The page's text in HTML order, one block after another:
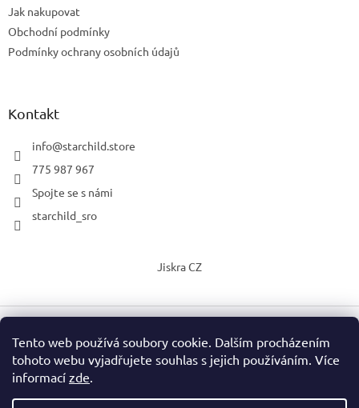
Tento web používá soubory cookie. Dalším procházením
tohoto webu vyjadřujete souhlas s jejich používáním. Více
informací zde.
Jak nakupovat
Obchodní podmínky
Podmínky ochrany osobních údajů
Kontakt
info@starchild.store
775 987 967
Spojte se s námi
starchild_sro
Jiskra CZ
Vytvořil Shoptet